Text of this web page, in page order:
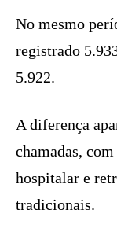
No mesmo
registrado
5.922.
A diferença
chamadas,
hospitalar e
tradicionais.